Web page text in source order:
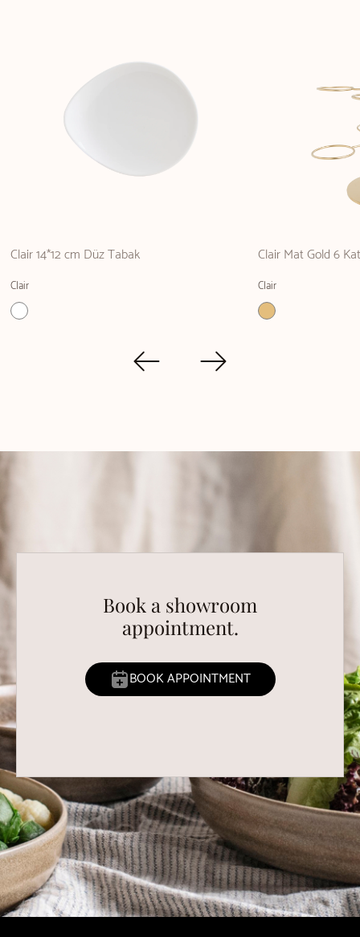
Clair 14*12 cm Düz Tabak
Clair
Clair Mat Gold 6
Clair
Book a showroom
appointment.
BOOK APPOINTMENT